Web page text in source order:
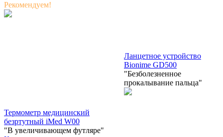
Рекомендуем!
Термометр медицинский
безртутный iMed W00
"В увеличивающем футляре"
Ланцетное устройство
Bionime GD500
"Безболезненное
прокалывание пальца"